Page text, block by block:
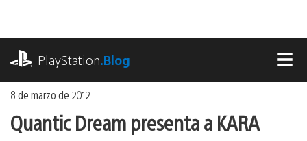
contenido
PlayStation.Blog
8 de marzo de 2012
Quantic Dream presenta a KARA